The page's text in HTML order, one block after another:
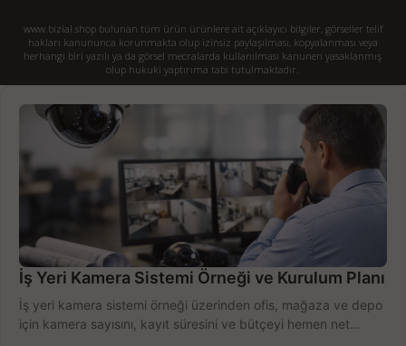
www.bizial.shop bulunan tüm ürün ürünlere ait açıklayıcı bilgiler, görseller telif
hakları kanununca korunmakta olup izinsiz paylaşılması, kopyalanması veya
herhangi biri yazılı ya da görsel mecralarda kullanılması kanunen yasaklanmış
olup hukuki yaptırıma tabi tutulmaktadır.
İş Yeri Kamera Sistemi Örneği ve Kurulum Planı
İş yeri kamera sistemi örneği üzerinden ofis, mağaza ve depo
için kamera sayısını, kayıt süresini ve bütçeyi hemen net